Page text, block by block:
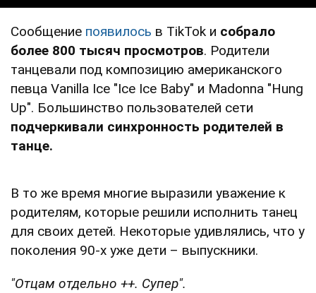
Сообщение появилось в TikTok и собрало
более 800 тысяч просмотров. Родители
танцевали под композицию американского
певца Vanilla Ice "Ice Ice Baby" и Madonna "Hung
Up". Большинство пользователей сети
подчеркивали синхронность родителей в
танце.
В то же время многие выразили уважение к
родителям, которые решили исполнить танец
для своих детей. Некоторые удивлялись, что у
поколения 90-х уже дети – выпускники.
"Отцам отдельно ++. Супер".